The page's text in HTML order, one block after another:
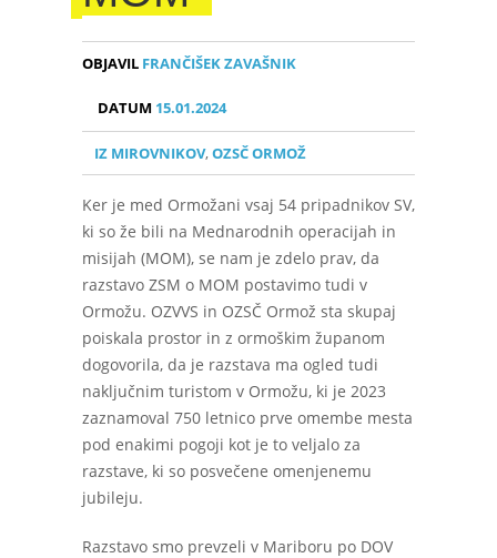
OBJAVIL FRANČIŠEK ZAVAŠNIK
DATUM 15.01.2024
IZ MIROVNIKOV,OZSČ ORMOŽ
Ker je med Ormožani vsaj 54 pripadnikov SV,
ki so že bili na Mednarodnih operacijah in
misijah (MOM), se nam je zdelo prav, da
razstavo ZSM o MOM postavimo tudi v
Ormožu. OZVVS in OZSČ Ormož sta skupaj
poiskala prostor in z ormoškim županom
dogovorila, da je razstava ma ogled tudi
naključnim turistom v Ormožu, ki je 2023
zaznamoval 750 letnico prve omembe mesta
pod enakimi pogoji kot je to veljalo za
razstave, ki so posvečene omenjenemu
jubileju.
Razstavo smo prevzeli v Mariboru po DOV